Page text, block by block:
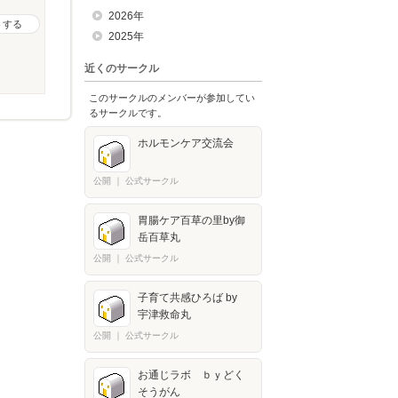
する
2026年
2025年
近くのサークル
このサークルのメンバーが参加してい
るサークルです。
ホルモンケア交流会
公開 公式サークル
胃腸ケア百草の里by御
岳百草丸
公開 公式サークル
子育て共感ひろば by
宇津救命丸
公開 公式サークル
お通じラボ ｂｙどく
そうがん